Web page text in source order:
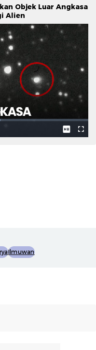
Objek Luar Angkasa
Alien
Ilmuwan